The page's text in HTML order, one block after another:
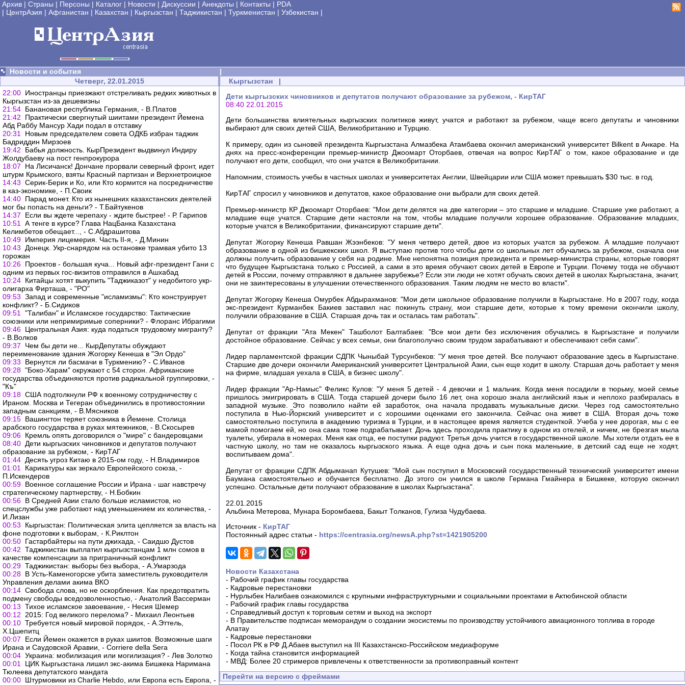
Архив | Страны | Персоны | Каталог | Новости | Дискуссии | Анекдоты | Контакты | PDA
| ЦентрАзия | Афганистан | Казахстан | Кыргызстан | Таджикистан | Туркменистан | Узбекистан |
Новости и события
|
Четверг, 22.01.2015
22:00 Иностранцы приезжают отстреливать редких животных в
Кыргызстан из-за дешевизны
21:54 Банановая республика Германия, - В.Платов
21:42
Практически свергнутый шиитами президент Йемена
Абд Раббу Мансур Хади подал в отставку
20:31
Новым председателем совета ОДКБ избран таджик
Бадриддин Мирзоев
19:42
Бабья должность. КырПрезидент выдвинул Индиру
Жолдубаеву на пост генпрокурора
18:07
На Лисичанск! Дончане прорвали северный фронт, идет
штурм Крымского, взяты Красный партизан и Верхнетроицкое
14:43 Серик-Берик и Ко, или Кто кормится на посредничестве
в каз-экономике, - П.Своик
14:40 Парад монет. Кто из нынешних казахстанских деятелей
мог бы попасть на деньги? - Т.Байтукенов
14:37
Если вы ждете черепаху - ждите быстрее! - Р. Гарипов
10:51
А тенге в курсе? Глава НацБанка Казахстана
Келимбетов обещает..., - С.Абдрашитова
10:49 Империя лицемерия. Часть II-я, - Д.Минин
10:43
Донецк. Укр-снарядом на остановке трамвая убито 13
горожан
10:26 Проектов - большая куча... Новый афг-президент Гани с
одним из первых гос-визитов отправился в Ашхабад
10:24 Китайцы хотят выкупить "Таджиказот" у недобитого укр-
олигарха Фирташа, - "РО"
09:53 Запад и современные "исламизмы": Кто конструирует
конфликт? - Б.Сидиков
09:51
"Талибан" и Исламское государство: Тактические
союзники или непримиримые соперники? - Флоранс Ибрагими
09:46 Центральная Азия: куда податься трудовому мигранту?
- В.Волков
09:37
Чем бы дети не... КырДепутаты обуждают
переименование здания Жогорку Кенеша в "Эл Ордо"
09:33
Вернутся ли басмачи в Туркмению? - С.Иванов
09:28 "Боко-Харам" окружают с 54 сторон. Африканские
государства объединяются против радикальной группировки, -
"Къ"
09:18 США подтолкнули РФ к военному сотрудничеству с
Ираном. Москва и Тегеран объединились в противостоянии
западным санкциям, - В.Мясников
09:15 Вашингтон теряет союзника в Йемене. Столица
арабского государства в руках мятежников, - В.Скосырев
09:06 Кремль опять договорился о "мире" с бандеровцами
08:40 Дети кыргызских чиновников и депутатов получают
образование за рубежом, - КирТАГ
01:44 Десять угроз Китаю в 2015-ом году, - Н.Владимиров
01:01
Карикатуры как зеркало Европейского союза, -
П.Искендеров
00:59 Военное соглашение России и Ирана - шаг навстречу
стратегическому партнерству, - Н.Бобкин
00:56 В Средней Азии стало больше исламистов, но
спецслужбы уже работают над уменьшением их количества, -
И.Лизан
00:53
Кыргызстан: Политическая элита цепляется за власть на
фоне подготовки к выборам, - К.Риклтон
00:50 Гастарбайтеры на пути джихада, - Саидшо Дустов
00:42 Таджикистан выплатил кыргызстанцам 1 млн сомов в
качестве компенсации за приграничный конфликт
00:29 Таджикистан: выборы без выбора, - А.Умарзода
00:28 В Усть-Каменогорске убита заместитель руководителя
Управления делами акима ВКО
00:14 Свобода слова, но не оскорбления. Как предотвратить
подмену свободы вседозволенностью, - Анатолий Вассерман
00:13 Тихое исламское завоевание, - Несия Шемер
00:12
2015: Год великого перелома? - Михаил Леонтьев
00:10 Требуется новый мировой порядок, - А.Эттель,
Х.Цшепитц
00:07
Если Йемен окажется в руках шиитов. Возможные шаги
Ирана и Саудовской Аравии, - Corriere della Sera
00:04 Украина: мобилизация или могилизация? - Лев Золотко
00:01
ЦИК Кыргызстана лишил экс-акима Бишкека Наримана
Тюлеева депутатского мандата
00:00 Штурмовики из Charlie Hebdo, или Европа есть Европа, -
Кыргызстан |
Дети кыргызских чиновников и депутатов получают образование за рубежом, - КирТАГ
08:40 22.01.2015
Дети большинства влиятельных кыргызских политиков живут, учатся и работают за рубежом, чаще всего депутаты и чиновники
выбирают для своих детей США, Великобританию и Турцию.
К примеру, один из сыновей президента Кыргызстана Алмазбека Атамбаева окончил американский университет Bilkent в Анкаре. На
днях на пресс-конференции премьер-министр Джоомарт Оторбаев, отвечая на вопрос КирТАГ о том, какое образование и где
получают его дети, сообщил, что они учатся в Великобритании.
Напомним, стоимость учебы в частных школах и университетах Англии, Швейцарии или США может превышать $30 тыс. в год.
КирТАГ спросил у чиновников и депутатов, какое образование они выбрали для своих детей.
Премьер-министр КР Джоомарт Оторбаев: "Мои дети делятся на две категории – это старшие и младшие. Старшие уже работают, а
младшие еще учатся. Старшие дети настояли на том, чтобы младшие получили хорошее образование. Образование младших,
которые учатся в Великобритании, финансируют старшие дети".
Депутат Жогорку Кенеша Равшан Жээнбеков: "У меня четверо детей, двое из которых учатся за рубежом. А младшие получают
образование в одной из бишкекских школ. Я выступаю против того чтобы дети со школьных лет обучались за рубежом, сначала они
должны получить образование у себя на родине. Мне непонятна позиция президента и премьер-министра страны, которые говорят
что будущее Кыргызстана только с Россией, а сами в это время обучают своих детей в Европе и Турции. Почему тогда не обучают
детей в России, почему отправляют в дальнее зарубежье? Если эти люди не хотят обучать своих детей в школах Кыргызстана, значит,
они не заинтересованы в улучшении отечественного образования. Таким людям не место во власти".
Депутат Жогорку Кенеша Омурбек Абдырахманов: "Мои дети школьное образование получили в Кыргызстане. Но в 2007 году, когда
экс-президент Курманбек Бакиев заставил нас покинуть страну, мои старшие дети, которые к тому времени окончили школу,
получили образование в США. Старшая дочь так и осталась там работать".
Депутат от фракции "Ата Мекен" Ташболот Балтабаев: "Все мои дети без исключения обучались в Кыргызстане и получили
достойное образование. Сейчас у всех семьи, они благополучно своим трудом зарабатывают и обеспечивают себя сами".
Лидер парламентской фракции СДПК Чыныбай Турсунбеков: "У меня трое детей. Все получают образование здесь в Кыргызстане.
Старшие две дочери окончили Американский университет Центральной Азии, сын еще ходит в школу. Старшая дочь работает у меня
на фирме, младшая уехала в США, в бизнес школу".
Лидер фракции "Ар-Намыс" Феликс Кулов: "У меня 5 детей - 4 девочки и 1 мальчик. Когда меня посадили в тюрьму, моей семье
пришлось эмигрировать в США. Тогда старшей дочери было 16 лет, она хорошо знала английский язык и неплохо разбиралась в
западной музыке. Это позволило найти ей заработок, она начала продавать музыкальные диски. Через год самостоятельно
поступила в Нью-Йоркский университет и с хорошими оценками его закончила. Сейчас она живет в США. Вторая дочь тоже
самостоятельно поступила в академию туризма в Турции, и в настоящее время является студенткой. Учеба у нее дорогая, мы с ее
мамой помогаем ей, но она сама тоже подрабатывает. Дочь здесь проходила практику в одном из отелей, и ничем, не брезгая мыла
туалеты, убирала в номерах. Меня как отца, ее поступки радуют. Третья дочь учится в государственной школе. Мы хотели отдать ее в
частную школу, но там не оказалось кыргызского языка. А еще одна дочь и сын пока маленькие, в детский сад еще не ходят,
воспитываем дома".
Депутат от фракции СДПК Абдыманап Кутушев: "Мой сын поступил в Московский государственный технический университет имени
Баумана самостоятельно и обучается бесплатно. До этого он учился в школе Германа Гмайнера в Бишкеке, которую окончил
успешно. Остальные дети получают образование в школах Кыргызстана".
22.01.2015
Альбина Метерова, Мунара Боромбаева, Бакыт Толканов, Гулиза Чудубаева.
Источник - КирТАГ
Постоянный адрес статьи - https://centrasia.org/newsA.php?st=1421905200
Новости Казахстана
- Рабочий график главы государства
- Кадровые перестановки
- Нурлыбек Налибаев ознакомился с крупными инфраструктурными и социальными проектами в Актюбинской области
- Рабочий график главы государства
- Справедливый доступ к торговым сетям и выход на экспорт
- В Правительстве подписан меморандум о создании экосистемы по производству устойчивого авиационного топлива в городе
Алатау
- Кадровые перестановки
- Посол РК в РФ Д.Абаев выступил на III Казахстанско-Российском медиафоруме
- Когда тайна становится информацией
- МВД: Более 20 стримеров привлечены к ответственности за противоправный контент
Перейти на версию с фреймами